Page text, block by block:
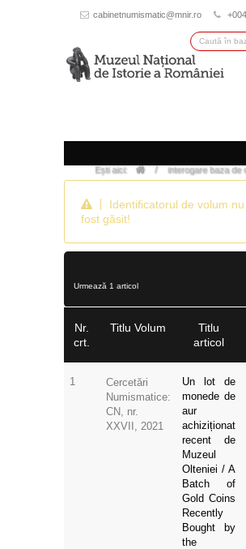
cabinetnumismatic@mnir.ro
Ești aici: / interogare baza de
Identificatorul de volum nu
fost găsit!
Urmează 1 articol
Nr.
crt.
Titlu Volum
Titlu
articol
1
Cercetări
Numismatice:
CN, nr.
XXVII, 2021
Un lot de
monede de
aur
achiziționat
recent de
Muzeul
Olteniei / A
Batch of
Gold Coins
Recently
Bought by
the